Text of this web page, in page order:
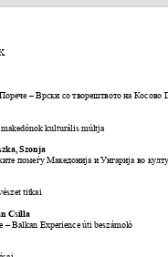
– Врски со творештвото на Косово
kulturális múltja
Szonja
помеѓу Mакедонија и Унгарија во
titkai
Csilla
– Balkan Experience úti beszámoló